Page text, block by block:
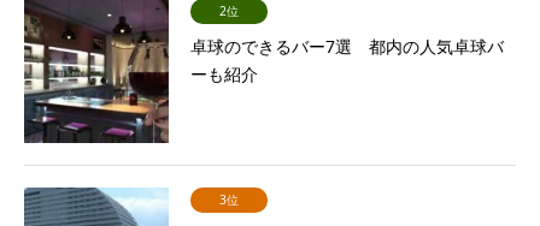
2位
卓球のできるバー7選 都内の人気卓球バ
ーも紹介
3位